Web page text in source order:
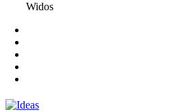
Widos